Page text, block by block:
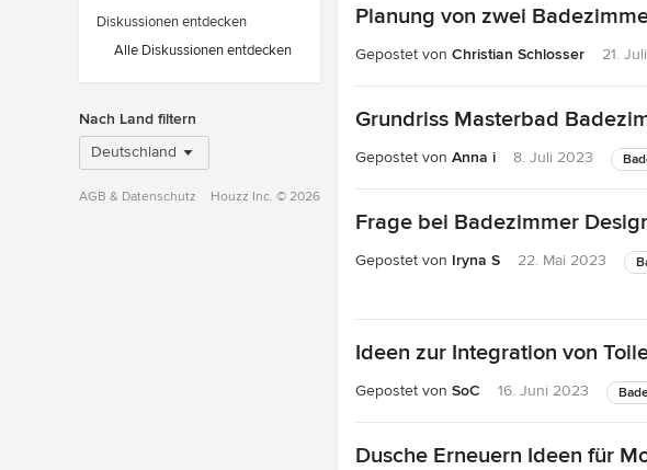
Diskussionen entdecken
Alle Diskussionen entdecken
Nach Land filtern
Deutschland
AGB & Datenschutz Houzz Inc. © 2026
Planung von zwei
Gepostet von Christian Schlosser 21.
Grundriss Masterbad
Gepostet von Anna i 8. Juli 2023
Frage bei Badezimmer
Gepostet von Iryna S 22. Mai 2023
Ideen zur Integration von
Gepostet von SoC 16. Juni 2023
Dusche Erneuern Ideen für